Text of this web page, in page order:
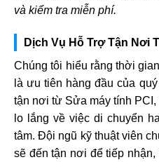
và kiểm tra miễn phí.
Dịch Vụ Hỗ Trợ Tận Nơi
Chúng tôi hiểu rằng thời
là ưu tiên hàng đầu của
tận nơi từ Sửa máy tính
lo lắng về việc di chuyển
tâm. Đội ngũ kỹ thuật viên
sẽ đến tận nơi để tiếp